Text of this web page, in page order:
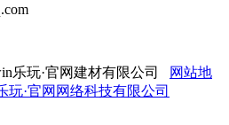
乐玩·官网建材有限公司
网站地
玩·官网网络科技有限公司